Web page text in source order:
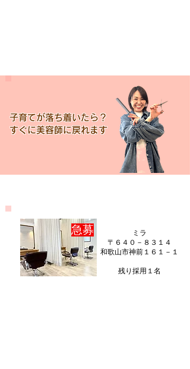
子育てが落ち着いたら？
​すぐに美容師に戻れます
​急募
ミラ
〒６４０－８３１４
和歌山市神前１６１－１
​残り採用１名